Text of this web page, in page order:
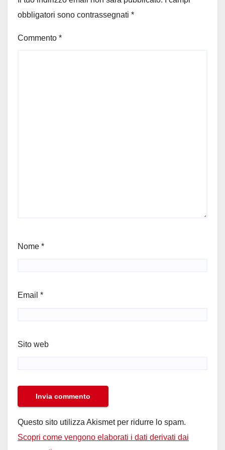
obbligatori sono contrassegnati *
Commento *
Nome *
Email *
Sito web
Questo sito utilizza Akismet per ridurre lo spam.
Scopri come vengono elaborati i dati derivati dai